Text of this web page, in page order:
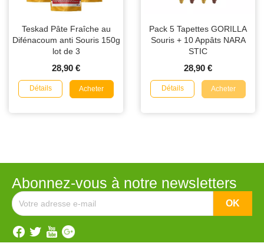
Teskad Pâte Fraîche au
Difénacoum anti Souris 150g
lot de 3
28,90 €
Détails Acheter
Pack 5 Tapettes GORILLA
Souris + 10 Appâts NARA
STIC
28,90 €
Détails Acheter
Abonnez-vous à notre newsletters